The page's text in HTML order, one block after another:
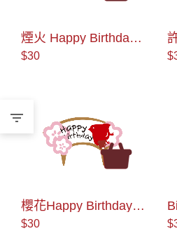
煙火 Happy Birthday
AS990038 蛋糕插牌
$30
櫻花Happy Birthday
AS990084 蛋糕插牌
$30